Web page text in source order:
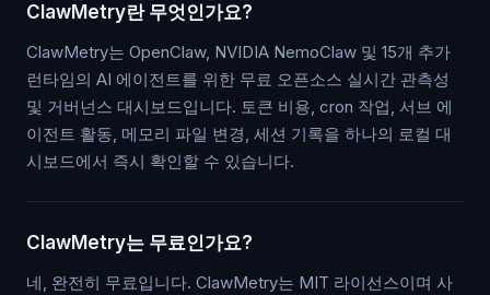
ClawMetry란 무엇인가요?
ClawMetry는 OpenClaw, NVIDIA NemoClaw 및 15개 추가
런타임의 AI 에이전트를 위한 무료 오픈소스 실시간 관측성
및 거버넌스 대시보드입니다. 토큰 비용, cron 작업, 서브 에
이전트 활동, 메모리 파일 변경, 세션 기록을 하나의 로컬 대
시보드에서 즉시 확인할 수 있습니다.
ClawMetry는 무료인가요?
네, 완전히 무료입니다. ClawMetry는 MIT 라이선스이며 사